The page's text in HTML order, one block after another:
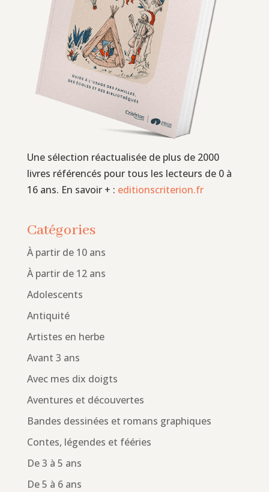
Une sélection réactualisée de plus de 2000
livres référencés pour tous les lecteurs de 0 à
16 ans. En savoir + : editionscriterion.fr
Catégories
À partir de 10 ans
À partir de 12 ans
Adolescents
Antiquité
Artistes en herbe
Avant 3 ans
Avec mes dix doigts
Aventures et découvertes
Bandes dessinées et romans graphiques
Contes, légendes et fééries
De 3 à 5 ans
De 5 à 6 ans